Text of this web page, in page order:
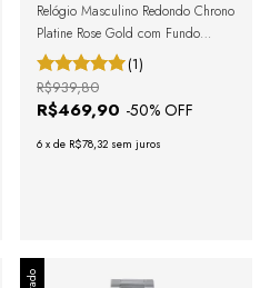
Relógio Masculino Redondo Chrono
Platine Rose Gold com Fundo
Verde Escuro e Pulseira de Couro
Marrom 42mm
(1)
R$469,90 -50% OFF
R$939,80
6 x de R$78,32 sem juros